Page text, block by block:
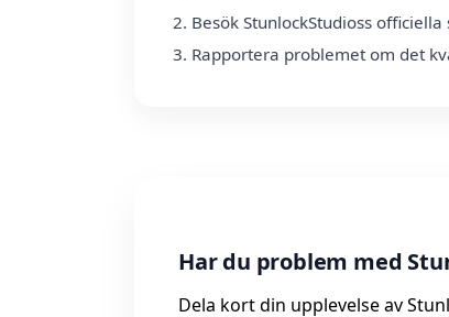
Besök StunlockStudioss
Rapportera problemet om det
Har du problem med
Dela kort din upplevelse av